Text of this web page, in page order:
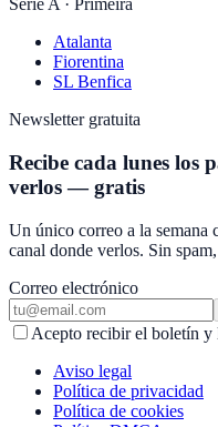
Serie A · Primeira
Atalanta
Fiorentina
SL Benfica
Newsletter gratuita
Recibe cada lunes los
verlos — gratis
Un único correo a la semana
canal donde verlos. Sin
Correo electrónico
Acepto recibir el boletín y
Aviso legal
Política de privacidad
Política de cookies